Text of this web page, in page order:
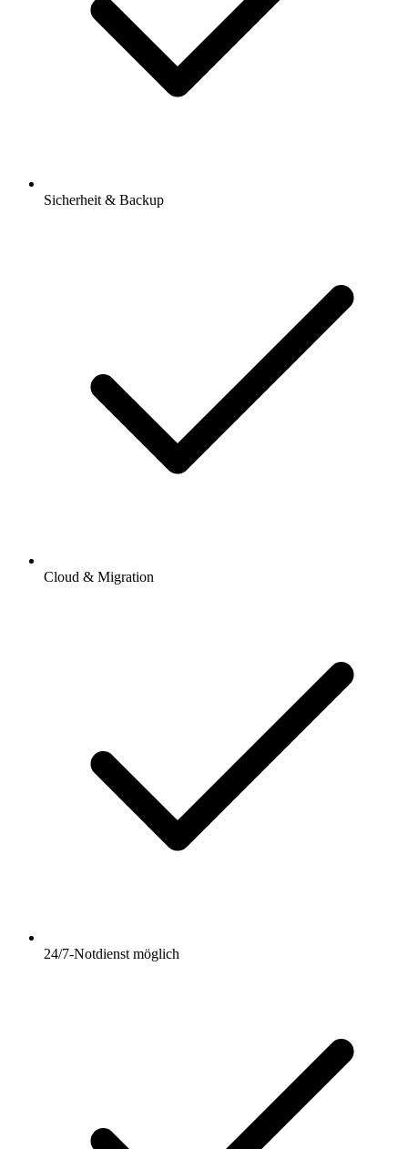
Sicherheit & Backup
Cloud & Migration
24/7-Notdienst möglich